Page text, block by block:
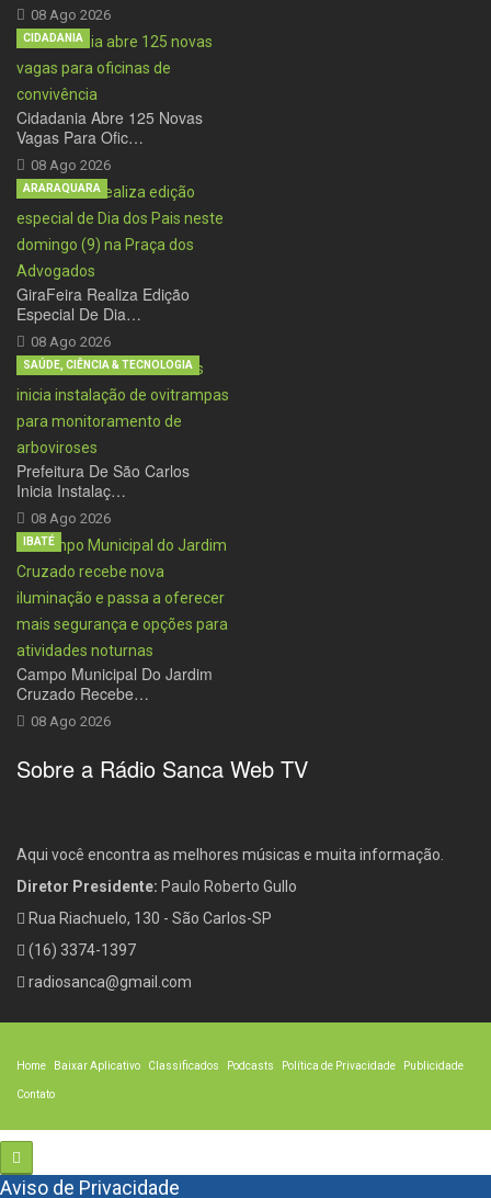
08 Ago 2026
Cidadania Abre 125 Novas
Vagas Para Ofic…
08 Ago 2026
CIDADANIA
GiraFeira Realiza Edição
Especial De Dia…
08 Ago 2026
ARARAQUARA
Prefeitura De São Carlos
Inicia Instalaç…
08 Ago 2026
SAÚDE, CIÊNCIA & TECNOLOGIA
Campo Municipal Do Jardim
Cruzado Recebe…
08 Ago 2026
IBATÉ
Sobre a Rádio Sanca Web TV
Aqui você encontra as melhores músicas e muita informação.
Diretor Presidente: Paulo Roberto Gullo
Rua Riachuelo, 130 - São Carlos-SP
(16) 3374-1397
radiosanca@gmail.com
Home Baixar Aplicativo Classificados Podcasts Política de Privacidade Publicidade
Contato
Aviso de Privacidade